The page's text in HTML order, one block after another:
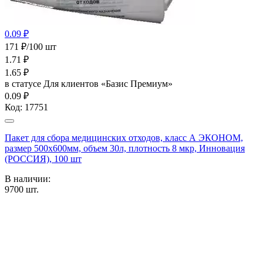
0.09 ₽
171 ₽/100 шт
1.71 ₽
1.65 ₽
в статусе Для клиентов «Базис Премиум»
0.09 ₽
Код: 17751
Пакет для сбора медицинских отходов, класс А ЭКОНОМ,
размер 500х600мм, объем 30л, плотность 8 мкр, Инновация
(РОССИЯ), 100 шт
В наличии:
9700 шт.